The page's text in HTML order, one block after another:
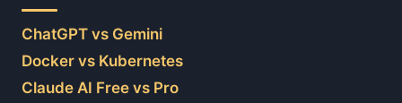
ChatGPT vs Gemini
Docker vs Kubernetes
Claude AI Free vs Pro